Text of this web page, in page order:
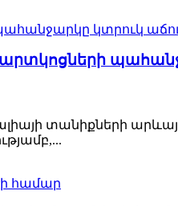
տանիքների